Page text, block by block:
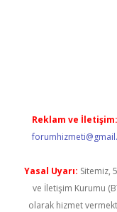
Reklam ve İletişim:
Yasal Uyarı: Sitemiz,
ve İletişim Kurumu
olarak hizmet